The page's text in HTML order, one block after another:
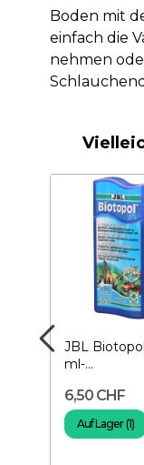
Boden mit
einfach die
nehmen
JBL
ml-
6,50 CHF
Auf Lager (1)